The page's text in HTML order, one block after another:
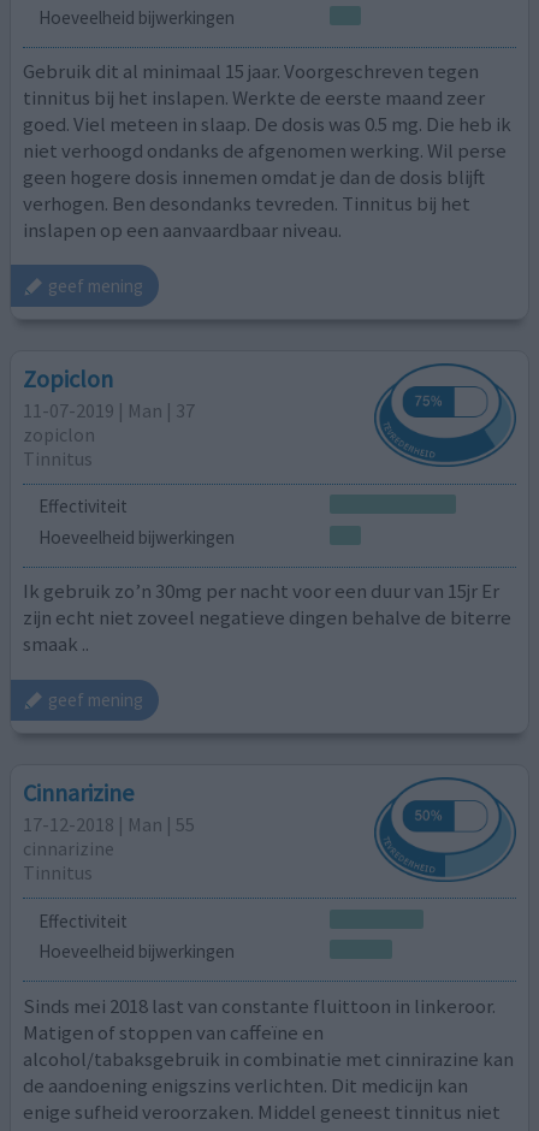
Hoeveelheid bijwerkingen
Gebruik dit al minimaal 15 jaar. Voorgeschreven tegen
tinnitus bij het inslapen. Werkte de eerste maand zeer
goed. Viel meteen in slaap. De dosis was 0.5 mg. Die heb ik
niet verhoogd ondanks de afgenomen werking. Wil perse
geen hogere dosis innemen omdat je dan de dosis blijft
verhogen. Ben desondanks tevreden. Tinnitus bij het
inslapen op een aanvaardbaar niveau.
geef mening
Zopiclon
11-07-2019 | Man | 37
zopiclon
Tinnitus
Effectiviteit
Hoeveelheid bijwerkingen
Ik gebruik zo’n 30mg per nacht voor een duur van 15jr Er
zijn echt niet zoveel negatieve dingen behalve de biterre
smaak ..
geef mening
Cinnarizine
17-12-2018 | Man | 55
cinnarizine
Tinnitus
Effectiviteit
Hoeveelheid bijwerkingen
Sinds mei 2018 last van constante fluittoon in linkeroor.
Matigen of stoppen van caffeïne en
alcohol/tabaksgebruik in combinatie met cinnirazine kan
de aandoening enigszins verlichten. Dit medicijn kan
enige sufheid veroorzaken. Middel geneest tinnitus niet